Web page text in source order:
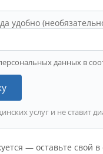
удобно
данных в
услуг и не ставит
— оставьте